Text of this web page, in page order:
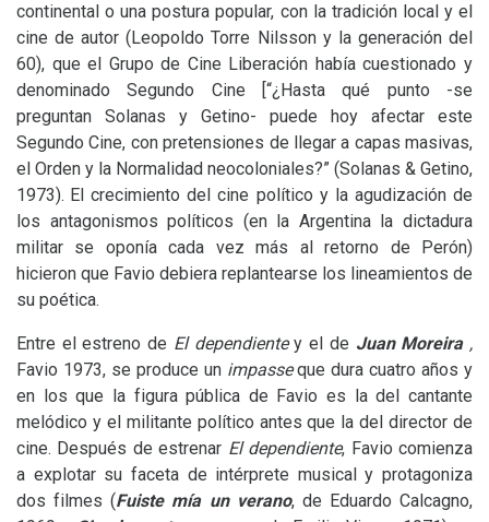
continental o una postura popular, con la tradición local y el
cine de autor (Leopoldo Torre Nilsson y la generación del
60), que el Grupo de Cine Liberación había cuestionado y
denominado Segundo Cine [“¿Hasta qué punto -se
preguntan Solanas y Getino- puede hoy afectar este
Segundo Cine, con pretensiones de llegar a capas masivas,
el Orden y la Normalidad neocoloniales?” (Solanas & Getino,
1973). El crecimiento del cine político y la agudización de
los antagonismos políticos (en la Argentina la dictadura
militar se oponía cada vez más al retorno de Perón)
hicieron que Favio debiera replantearse los lineamientos de
su poética.
Entre el estreno de El dependientey el de Juan Moreira,
Favio 1973, se produce un impasseque dura cuatro años y
en los que la figura pública de Favio es la del cantante
melódico y el militante político antes que la del director de
cine. Después de estrenar El dependiente, Favio comienza
a explotar su faceta de intérprete musical y protagoniza
dos filmes (Fuiste mía un verano, de Eduardo Calcagno,